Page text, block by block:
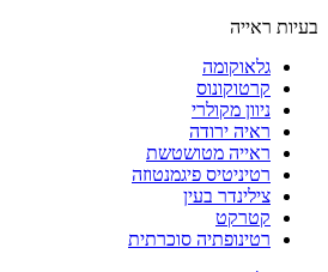
בעיות ראייה
גלאוקומה
קרטוקונוס
ניוון מקולרי
ראיה ירודה
ראייה מטושטשת
רטיניטיס פיגמנטוזה
צילינדר בעין
קטרקט
רטינופתיה סוכרתית